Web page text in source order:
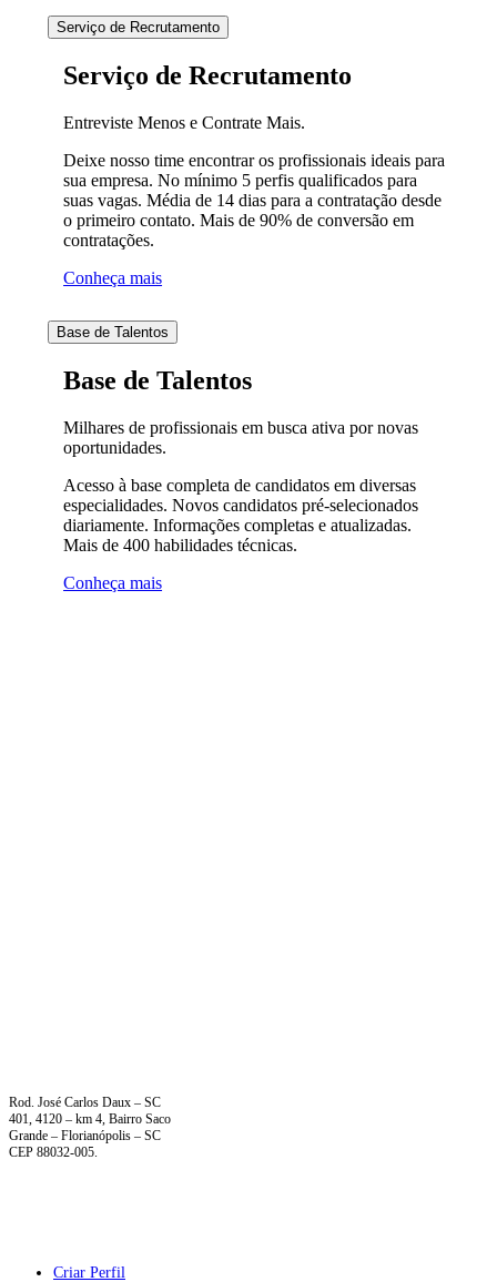
Serviço de Recrutamento
Serviço de Recrutamento
Entreviste Menos e Contrate Mais.
Deixe nosso time encontrar os profissionais ideais para
sua empresa. No mínimo 5 perfis qualificados para
suas vagas. Média de 14 dias para a contratação desde
o primeiro contato. Mais de 90% de conversão em
contratações.
Conheça mais
Base de Talentos
Base de Talentos
Milhares de profissionais em busca ativa por novas
oportunidades.
Acesso à base completa de candidatos em diversas
especialidades. Novos candidatos pré-selecionados
diariamente. Informações completas e atualizadas.
Mais de 400 habilidades técnicas.
Conheça mais
Rod. José Carlos Daux – SC
401, 4120 – km 4, Bairro Saco
Grande – Florianópolis – SC
CEP 88032-005.
Criar Perfil